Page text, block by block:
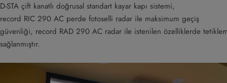
D-STA çift kanatlı doğrusal standart kayar kapı sistemi,
record RIC 290 AC perde fotoselli radar ile maksimum geçiş
güvenliği, record RAD 290 AC radar ile istenilen özelliklerde
sağlanmıştır.